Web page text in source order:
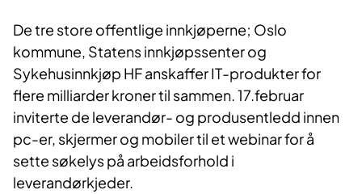
De tre store offentlige innkjøperne; Oslo
kommune, Statens innkjøpssenter og
Sykehusinnkjøp HF anskaffer IT-produkter for
flere milliarder kroner til sammen. 17.februar
inviterte de leverandør- og produsentledd innen
pc-er, skjermer og mobiler til et webinar for å
sette søkelys på arbeidsforhold i
leverandørkjeder.